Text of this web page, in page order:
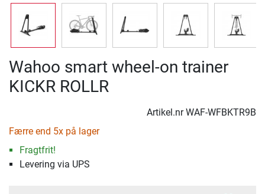
Wahoo smart wheel-on trainer
KICKR ROLLR
Artikel.nrWAF-WFBKTR9B
Færre end 5x på lager
Fragtfrit!
Levering via UPS